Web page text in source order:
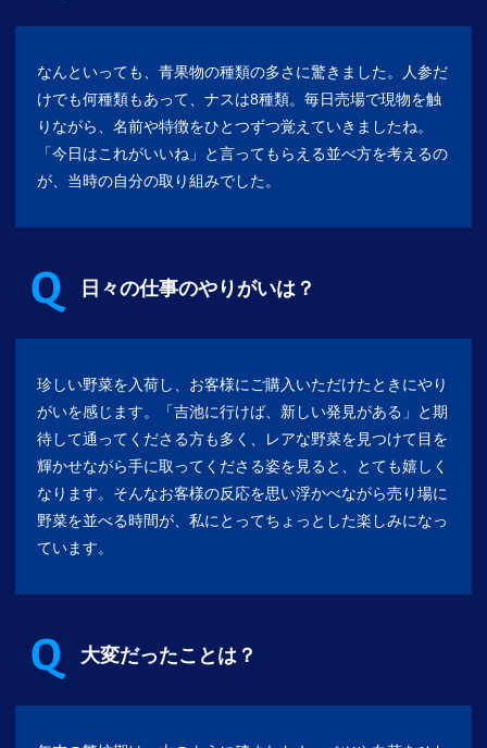
なんといっても、青果物の種類の多さに驚きました。人参だ
けでも何種類もあって、ナスは8種類。毎日売場で現物を触
りながら、名前や特徴をひとつずつ覚えていきましたね。
「今日はこれがいいね」と言ってもらえる並べ方を考えるの
が、当時の自分の取り組みでした。
日々の仕事のやりがいは？
珍しい野菜を入荷し、お客様にご購入いただけたときにやり
がいを感じます。「吉池に行けば、新しい発見がある」と期
待して通ってくださる方も多く、レアな野菜を見つけて目を
輝かせながら手に取ってくださる姿を見ると、とても嬉しく
なります。そんなお客様の反応を思い浮かべながら売り場に
野菜を並べる時間が、私にとってちょっとした楽しみになっ
ています。
大変だったことは？